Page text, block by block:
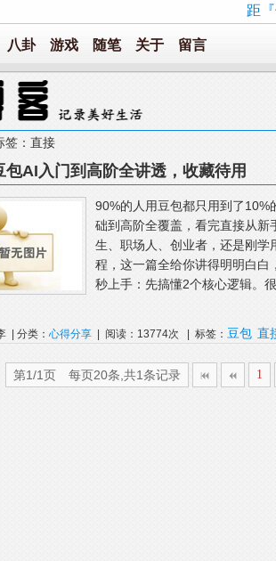
距
八卦 游戏 随笔 关于 留言
签：直接
包AI入门到高阶全讲透，收藏待用
90%的人用豆包都只用到了
础到高阶全覆盖，看完直接从
生、职场人、创业者，还是刚
程，这一篇全给你讲得明明白
秒上手：先搞懂2个核心逻辑。
| 分类： 心得分享 | 阅读：13774次 | 标签： 豆包 直
第1/1页 每页20条,共1条记录 1